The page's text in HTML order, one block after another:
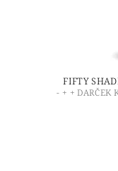
FIFTY
- + + DARČEK